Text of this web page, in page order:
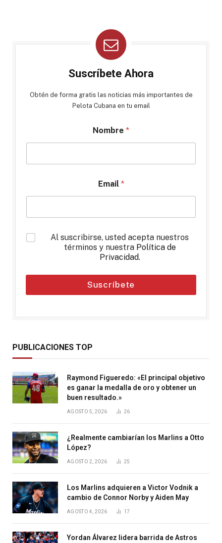
Suscríbete Ahora
Obtén de forma gratis las noticias más importantes de
Pelota Cubana en tu email
Nombre *
Email *
*
Al suscribirse, usted acepta nuestros
términos y nuestra Política de
Privacidad.
Suscríbete
PUBLICACIONES TOP
Raymond Figueredo: «El principal objetivo
es ganar la medalla de oro y obtener un
buen resultado.»
AGOSTO 5, 2026 26
¿Realmente cambiarían los Marlins a Otto
López?
AGOSTO 2, 2026 25
Los Marlins adquieren a Victor Vodnik a
cambio de Connor Norby y Aiden May
AGOSTO 4, 2026 17
Yordan Álvarez lidera barrida de Astros